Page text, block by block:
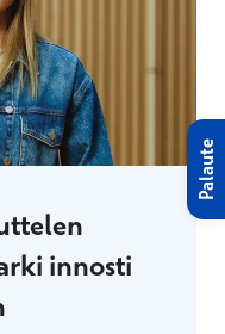
innosti
Palaute